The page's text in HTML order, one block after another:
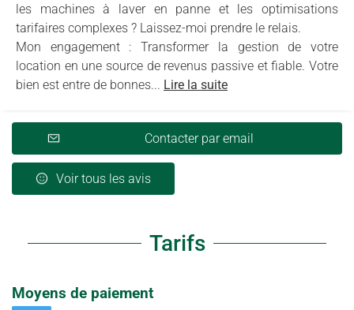
les machines à laver en panne et les optimisations
tarifaires complexes ? Laissez-moi prendre le relais.
Mon engagement : Transformer la gestion de votre
location en une source de revenus passive et fiable. Votre
bien est entre de bonnes... Lire la suite
Contacter par email
Voir tous les avis
Tarifs
Moyens de paiement